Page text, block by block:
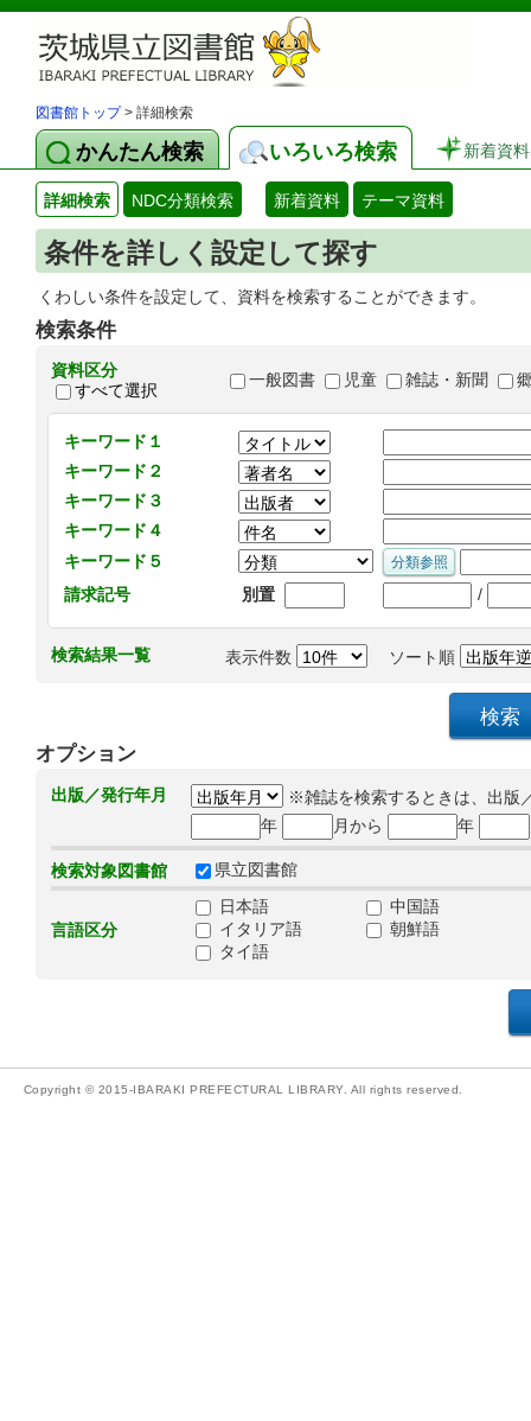
図書館トップ> 詳細検索
かんたん検索 いろいろ検索 新着資料
詳細検索 NDC分類検索 新着資料 テーマ資料
条件を詳しく設定して探す
くわしい条件を設定して、資料を検索することができます。
検索条件
資料区分
すべて選択
一般図書 児童 雑誌・新聞
キーワード１
キーワード２
キーワード３
キーワード４
キーワード５
請求記号
別置 /
検索結果一覧 表示件数 ソート順
オプション
出版／発行年月
※雑誌を検索するときは、出版
年
月から 年
検索対象図書館 県立図書館
言語区分
日本語
中国語
イタリア語
朝鮮語
タイ語
Copyright © 2015-IBARAKI PREFECTURAL LIBRARY. All rights reserved.